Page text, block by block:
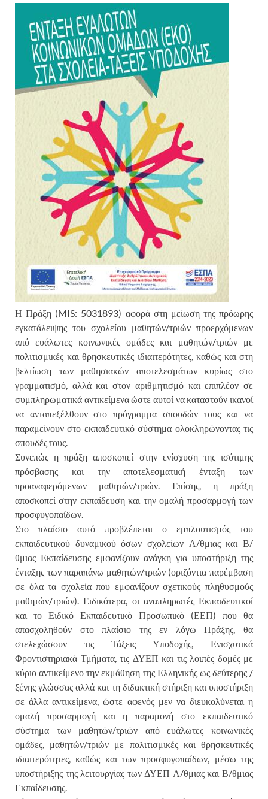
Η Πράξη (MIS: 5031893) αφορά στη μείωση της πρόωρης
εγκατάλειψης του σχολείου μαθητών/τριών προερχόμενων
από ευάλωτες κοινωνικές ομάδες και μαθητών/τριών με
πολιτισμικές και θρησκευτικές ιδιαιτερότητες, καθώς και στη
βελτίωση των μαθησιακών αποτελεσμάτων κυρίως στο
γραμματισμό, αλλά και στον αριθμητισμό και επιπλέον σε
συμπληρωματικά αντικείμενα ώστε αυτοί να καταστούν ικανοί
να ανταπεξέλθουν στο πρόγραμμα σπουδών τους και να
παραμείνουν στο εκπαιδευτικό σύστημα ολοκληρώνοντας τις
σπουδές τους.
Συνεπώς η πράξη αποσκοπεί στην ενίσχυση της ισότιμης
πρόσβασης και την αποτελεσματική ένταξη των
προαναφερόμενων μαθητών/τριών. Επίσης, η πράξη
αποσκοπεί στην εκπαίδευση και την ομαλή προσαρμογή των
προσφυγοπαίδων.
Στο πλαίσιο αυτό προβλέπεται ο εμπλουτισμός του
εκπαιδευτικού δυναμικού όσων σχολείων Α/θμιας και Β/
θμιας Εκπαίδευσης εμφανίζουν ανάγκη για υποστήριξη της
ένταξης των παραπάνω μαθητών/τριών (οριζόντια παρέμβαση
σε όλα τα σχολεία που εμφανίζουν σχετικούς πληθυσμούς
μαθητών/τριών). Ειδικότερα, οι αναπληρωτές Εκπαιδευτικοί
και το Ειδικό Εκπαιδευτικό Προσωπικό (ΕΕΠ) που θα
απασχοληθούν στο πλαίσιο της εν λόγω Πράξης, θα
στελεχώσουν τις Τάξεις Υποδοχής, Ενισχυτικά
Φροντιστηριακά Τμήματα, τις ΔΥΕΠ και τις λοιπές δομές με
κύριο αντικείμενο την εκμάθηση της Ελληνικής ως δεύτερης /
ξένης γλώσσας αλλά και τη διδακτική στήριξη και υποστήριξη
σε άλλα αντικείμενα, ώστε αφενός μεν να διευκολύνεται η
ομαλή προσαρμογή και η παραμονή στο εκπαιδευτικό
σύστημα των μαθητών/τριών από ευάλωτες κοινωνικές
ομάδες, μαθητών/τριών με πολιτισμικές και θρησκευτικές
ιδιαιτερότητες, καθώς και των προσφυγοπαίδων, μέσω της
υποστήριξης της λειτουργίας των ΔΥΕΠ Α/θμιας και Β/θμιας
Εκπαίδευσης.